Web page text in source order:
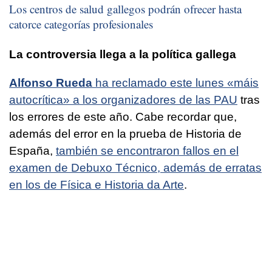
Los centros de salud gallegos podrán ofrecer hasta
catorce categorías profesionales
La controversia llega a la política gallega
Alfonso Rueda ha reclamado este lunes «máis
autocrítica» a los organizadores de las PAU tras
los errores de este año. Cabe recordar que,
además del error en la prueba de Historia de
España, también se encontraron fallos en el
examen de Debuxo Técnico, además de erratas
en los de Física e Historia da Arte.